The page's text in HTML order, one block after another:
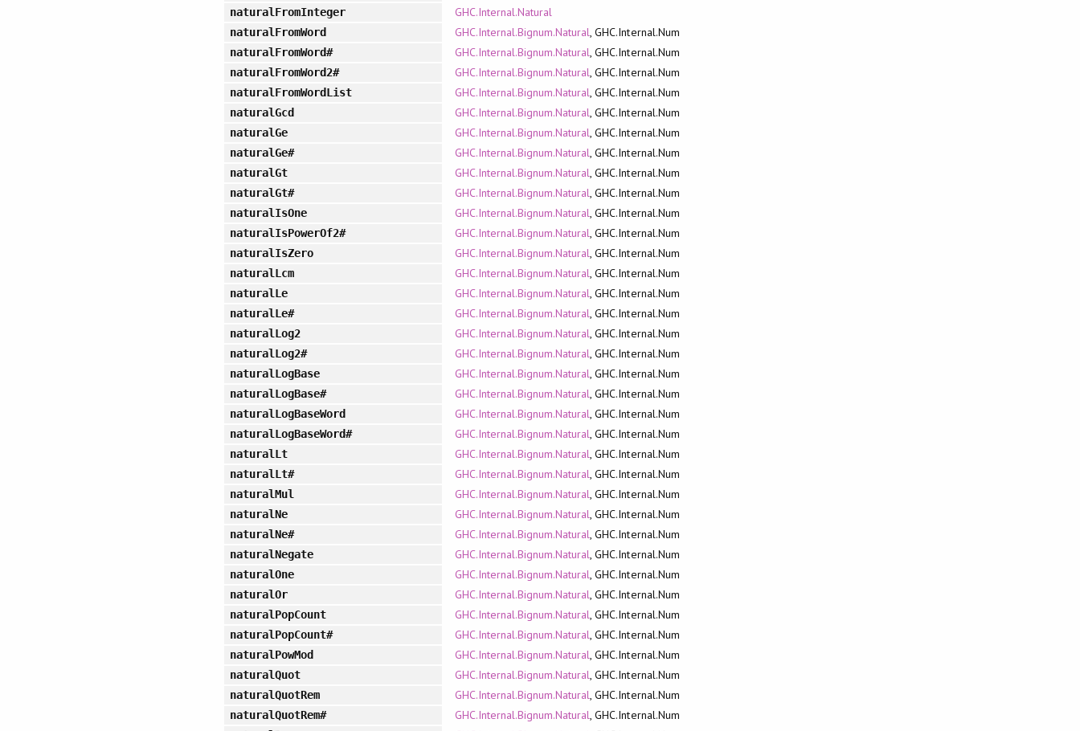
naturalFromInteger GHC.Internal.Natural
naturalFromWord GHC.Internal.Bignum.Natural, GHC.Internal.Num
naturalFromWord# GHC.Internal.Bignum.Natural, GHC.Internal.Num
naturalFromWord2# GHC.Internal.Bignum.Natural, GHC.Internal.Num
naturalFromWordList GHC.Internal.Bignum.Natural, GHC.Internal.Num
naturalGcd GHC.Internal.Bignum.Natural, GHC.Internal.Num
naturalGe GHC.Internal.Bignum.Natural, GHC.Internal.Num
naturalGe# GHC.Internal.Bignum.Natural, GHC.Internal.Num
naturalGt GHC.Internal.Bignum.Natural, GHC.Internal.Num
naturalGt# GHC.Internal.Bignum.Natural, GHC.Internal.Num
naturalIsOne GHC.Internal.Bignum.Natural, GHC.Internal.Num
naturalIsPowerOf2# GHC.Internal.Bignum.Natural, GHC.Internal.Num
naturalIsZero GHC.Internal.Bignum.Natural, GHC.Internal.Num
naturalLcm GHC.Internal.Bignum.Natural, GHC.Internal.Num
naturalLe GHC.Internal.Bignum.Natural, GHC.Internal.Num
naturalLe# GHC.Internal.Bignum.Natural, GHC.Internal.Num
naturalLog2 GHC.Internal.Bignum.Natural, GHC.Internal.Num
naturalLog2# GHC.Internal.Bignum.Natural, GHC.Internal.Num
naturalLogBase GHC.Internal.Bignum.Natural, GHC.Internal.Num
naturalLogBase# GHC.Internal.Bignum.Natural, GHC.Internal.Num
naturalLogBaseWord GHC.Internal.Bignum.Natural, GHC.Internal.Num
naturalLogBaseWord# GHC.Internal.Bignum.Natural, GHC.Internal.Num
naturalLt GHC.Internal.Bignum.Natural, GHC.Internal.Num
naturalLt# GHC.Internal.Bignum.Natural, GHC.Internal.Num
naturalMul GHC.Internal.Bignum.Natural, GHC.Internal.Num
naturalNe GHC.Internal.Bignum.Natural, GHC.Internal.Num
naturalNe# GHC.Internal.Bignum.Natural, GHC.Internal.Num
naturalNegate GHC.Internal.Bignum.Natural, GHC.Internal.Num
naturalOne GHC.Internal.Bignum.Natural, GHC.Internal.Num
naturalOr GHC.Internal.Bignum.Natural, GHC.Internal.Num
naturalPopCount GHC.Internal.Bignum.Natural, GHC.Internal.Num
naturalPopCount# GHC.Internal.Bignum.Natural, GHC.Internal.Num
naturalPowMod GHC.Internal.Bignum.Natural, GHC.Internal.Num
naturalQuot GHC.Internal.Bignum.Natural, GHC.Internal.Num
naturalQuotRem GHC.Internal.Bignum.Natural, GHC.Internal.Num
naturalQuotRem# GHC.Internal.Bignum.Natural, GHC.Internal.Num